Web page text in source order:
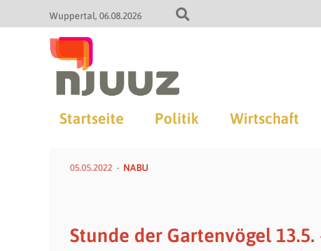
Wuppertal 06.08.2026
Startseite Politik Wirtschaft
05.05.2022 NABU
Stunde der Gartenvögel 13.5.